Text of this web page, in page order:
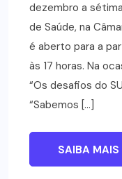
dezembro a
de Saúde, na
é aberto para a
às 17 horas. Na
“Os desafios do
“Sabemos […]
SAIBA MAIS